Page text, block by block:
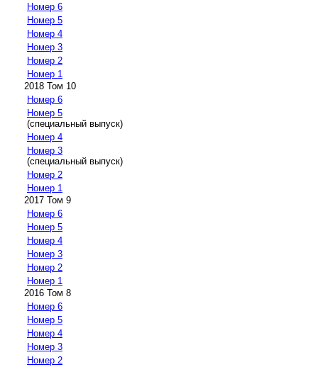
Номер 6
Номер 5
Номер 4
Номер 3
Номер 2
Номер 1
2018 Том 10
Номер 6
Номер 5
(специальный выпуск)
Номер 4
Номер 3
(специальный выпуск)
Номер 2
Номер 1
2017 Том 9
Номер 6
Номер 5
Номер 4
Номер 3
Номер 2
Номер 1
2016 Том 8
Номер 6
Номер 5
Номер 4
Номер 3
Номер 2